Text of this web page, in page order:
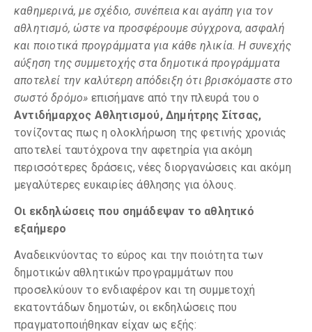
καθημερινά, με σχέδιο, συνέπεια και αγάπη για τον
αθλητισμό, ώστε να προσφέρουμε σύγχρονα, ασφαλή
και ποιοτικά προγράμματα για κάθε ηλικία. Η συνεχής
αύξηση της συμμετοχής στα δημοτικά προγράμματα
αποτελεί την καλύτερη απόδειξη ότι βρισκόμαστε στο
σωστό δρόμο» επισήμανε από την πλευρά του ο
Αντιδήμαρχος Αθλητισμού, Δημήτρης Σίτσας,
τονίζοντας πως η ολοκλήρωση της φετινής χρονιάς
αποτελεί ταυτόχρονα την αφετηρία για ακόμη
περισσότερες δράσεις, νέες διοργανώσεις και ακόμη
μεγαλύτερες ευκαιρίες άθλησης για όλους.
Οι εκδηλώσεις που σημάδεψαν το αθλητικό
εξαήμερο
Αναδεικνύοντας το εύρος και την ποιότητα των
δημοτικών αθλητικών προγραμμάτων που
προσελκύουν το ενδιαφέρον και τη συμμετοχή
εκατοντάδων δημοτών, οι εκδηλώσεις που
πραγματοποιήθηκαν είχαν ως εξής: